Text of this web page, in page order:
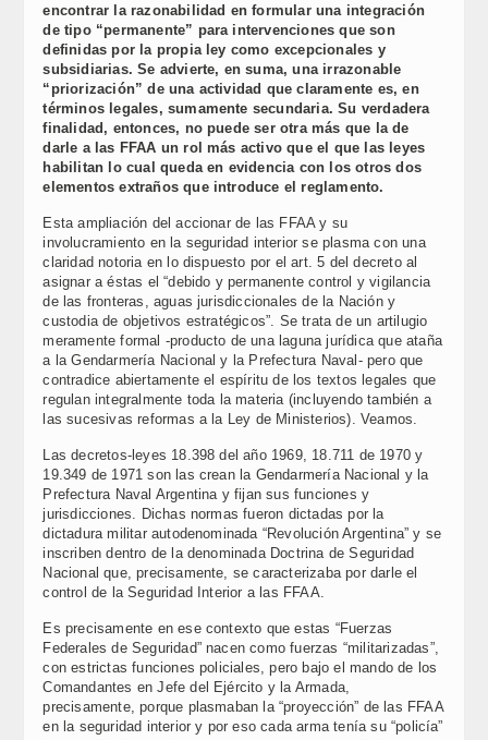
encontrar la razonabilidad en formular una integración
de tipo “permanente” para intervenciones que son
definidas por la propia ley como excepcionales y
subsidiarias. Se advierte, en suma, una irrazonable
“priorización” de una actividad que claramente es, en
términos legales, sumamente secundaria. Su verdadera
finalidad, entonces, no puede ser otra más que la de
darle a las FFAA un rol más activo que el que las leyes
habilitan lo cual queda en evidencia con los otros dos
elementos extraños que introduce el reglamento.
Esta ampliación del accionar de las FFAA y su
involucramiento en la seguridad interior se plasma con una
claridad notoria en lo dispuesto por el art. 5 del decreto al
asignar a éstas el “debido y permanente control y vigilancia
de las fronteras, aguas jurisdiccionales de la Nación y
custodia de objetivos estratégicos”. Se trata de un artilugio
meramente formal -producto de una laguna jurídica que ataña
a la Gendarmería Nacional y la Prefectura Naval- pero que
contradice abiertamente el espíritu de los textos legales que
regulan integralmente toda la materia (incluyendo también a
las sucesivas reformas a la Ley de Ministerios). Veamos.
Las decretos-leyes 18.398 del año 1969, 18.711 de 1970 y
19.349 de 1971 son las crean la Gendarmería Nacional y la
Prefectura Naval Argentina y fijan sus funciones y
jurisdicciones. Dichas normas fueron dictadas por la
dictadura militar autodenominada “Revolución Argentina” y se
inscriben dentro de la denominada Doctrina de Seguridad
Nacional que, precisamente, se caracterizaba por darle el
control de la Seguridad Interior a las FFAA.
Es precisamente en ese contexto que estas “Fuerzas
Federales de Seguridad” nacen como fuerzas “militarizadas”,
con estrictas funciones policiales, pero bajo el mando de los
Comandantes en Jefe del Ejército y la Armada,
precisamente, porque plasmaban la “proyección” de las FFAA
en la seguridad interior y por eso cada arma tenía su “policía”